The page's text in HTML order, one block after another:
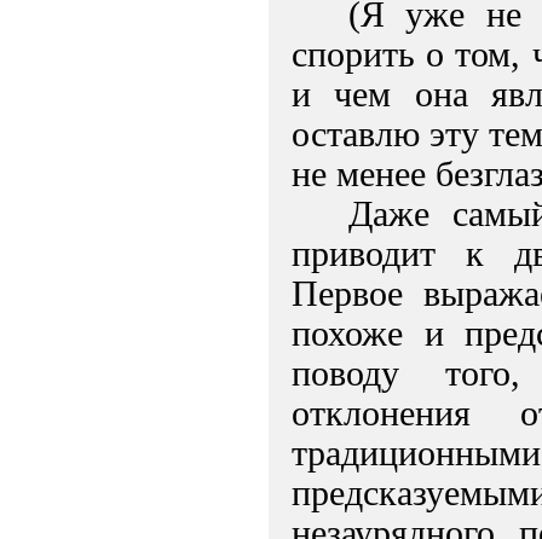
(Я уже не
спорить о том,
и чем она
оставлю эту
не менее
Даже
приводит к
Первое
похоже и
поводу того,
отклонения